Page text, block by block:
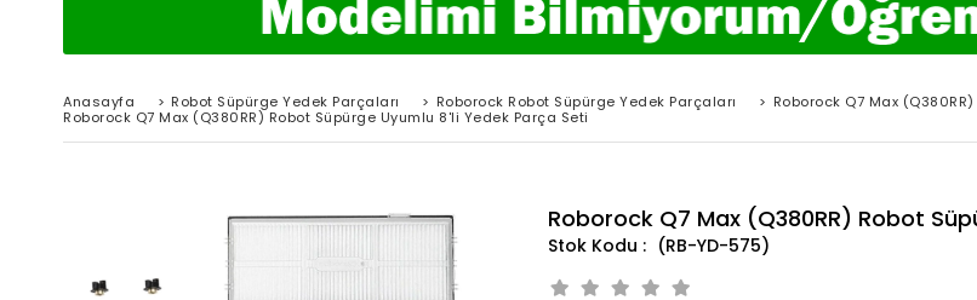
Anasayfa > Robot Süpürge Yedek Parçaları > Roborock Robot Süpürge Yedek Parçaları > Roborock Q7 Max
Roborock Q7 Max (Q380RR) Robot Süpürge Uyumlu 8'li Yedek Parça Seti
Roborock Q7 Max (Q380RR) Robot
(RB-YD-575)